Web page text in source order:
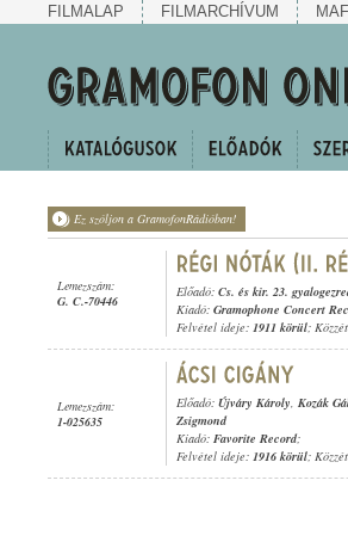
FILMALAP FILMARCHÍVUM
Ez szóljon a GramofonRádióban!
Lemezszám:
G. C.-70446
Előadó: Cs. és kir. 23.
Kiadó: Gramophone Concert
Felvétel ideje: 1911 körül;
Lemezszám:
1-025635
Előadó: Újváry Károly, Kozák
Zsigmond
Kiadó: Favorite Record;
Felvétel ideje: 1916 körül;